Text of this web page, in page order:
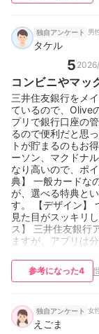
独自アンケート 男
タケル
5
コンビニやマッ
貯まる
三井住友銀行をメ
ているので、Olive
プリで銀行口座の
るので便利だと思
トが貯まるのもお
ーソン、マクドナ
なり高いので、ポ
典】 一般カードな
が、選べる特典と
す。 【デザイン】
見た目がスッキリ
ス】 三井住友銀行
ますが、アプリは
です。 【基本情報
用シーン：ネット
っている銀行口座
カード枚数：5枚
参考になった4
独自アンケート 女
えごま